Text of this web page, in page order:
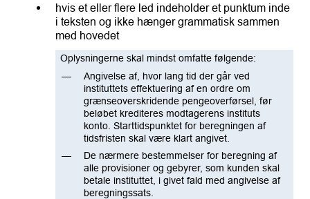
hvis et eller flere led indeholder et punktum inde
i teksten og ikke hænger grammatisk sammen
med hovedet
Oplysningerne skal mindst omfatte følgende:
Angivelse af, hvor lang tid der går ved
instituttets effektuering af en ordre om
grænseoverskridende pengeoverførsel, før
beløbet krediteres modtagerens instituts
konto. Starttidspunktet for beregningen af
tidsfristen skal være klart angivet.
De nærmere bestemmelser for beregning af
alle provisioner og gebyrer, som kunden skal
betale instituttet, i givet fald med angivelse af
beregningssats.